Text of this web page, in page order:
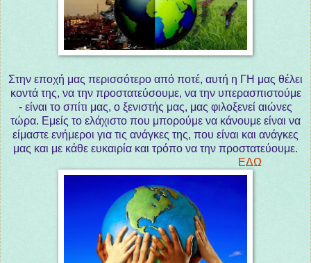
Στην εποχή μας περισσότερο από ποτέ, αυτή η ΓΗ μας θέλει
κοντά της, να την προστατεύσουμε, να την υπερασπιστούμε
- είναι το σπίτι μας, ο ξενιστής μας, μας φιλοξενεί αιώνες
τώρα. Εμείς το ελάχιστο που μπορούμε να κάνουμε είναι να
είμαστε ενήμεροι για τις ανάγκες της, που είναι και ανάγκες
μας και με κάθε ευκαιρία και τρόπο να την προστατεύουμε.
ΕΔΩ